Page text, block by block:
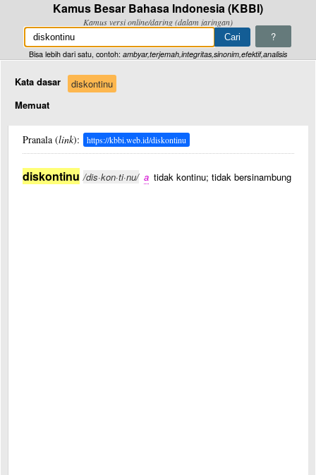
Kamus Besar Bahasa Indonesia (KBBI)
Kamus versi online/daring (dalam jaringan)
?
Bisa lebih dari satu, contoh: ambyar,terjemah,integritas,sinonim,efektif,analisis
Kata dasar
diskontinu
Memuat
Pranala (link): https://kbbi.web.id/diskontinu
diskontinu /dis·kon·ti·nu/ a tidak kontinu; tidak bersinambung